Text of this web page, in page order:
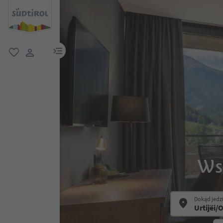
link menu
Dokąd